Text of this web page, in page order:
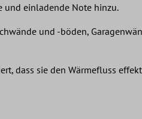
und einladende Note hinzu.
und -böden,
dass sie den Wärmefluss